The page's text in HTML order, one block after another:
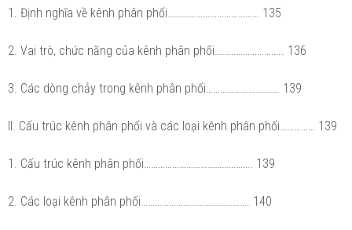
1. Định nghĩa về kênh phân phối………………………………… 135
2. Vai trò, chức năng của kênh phân phối……………………….. 136
3. Các dòng chảy trong kênh phân phối…………………………. 139
II. Cấu trúc kênh phân phối và các loại kênh phân phối…………… 139
1. Cấu trúc kênh phân phối………………………………………. 139
2. Các loại kênh phân phối………………………………………. 140